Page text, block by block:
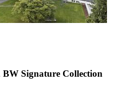
Signature Collection